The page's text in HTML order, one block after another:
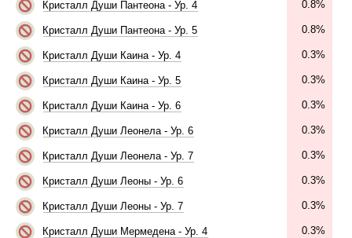
Кристалл Души Пантеона - Ур. 4 0.8%
Кристалл Души Пантеона - Ур. 5 0.8%
Кристалл Души Каина - Ур. 4 0.3%
Кристалл Души Каина - Ур. 5 0.3%
Кристалл Души Каина - Ур. 6 0.3%
Кристалл Души Леонела - Ур. 6 0.3%
Кристалл Души Леонела - Ур. 7 0.3%
Кристалл Души Леоны - Ур. 6 0.3%
Кристалл Души Леоны - Ур. 7 0.3%
Кристалл Души Мермедена - Ур. 4 0.3%